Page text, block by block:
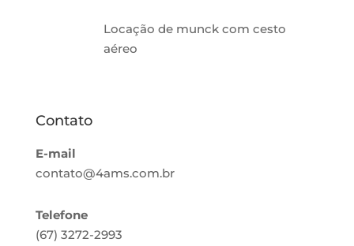
Locação de munck com cesto
aéreo
Contato
E-mail
contato@4ams.com.br
Telefone
(67) 3272-2993